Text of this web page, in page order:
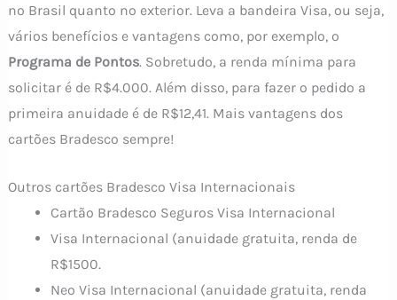
no Brasil quanto no exterior. Leva a bandeira Visa, ou seja,
vários benefícios e vantagens como, por exemplo, o
Programa de Pontos. Sobretudo, a renda mínima para
solicitar é de R$4.000. Além disso, para fazer o pedido a
primeira anuidade é de R$12,41. Mais vantagens dos
cartões Bradesco sempre!
Outros cartões Bradesco Visa Internacionais
Cartão Bradesco Seguros Visa Internacional
Visa Internacional (anuidade gratuita, renda de
R$1500.
Neo Visa Internacional (anuidade gratuita, renda